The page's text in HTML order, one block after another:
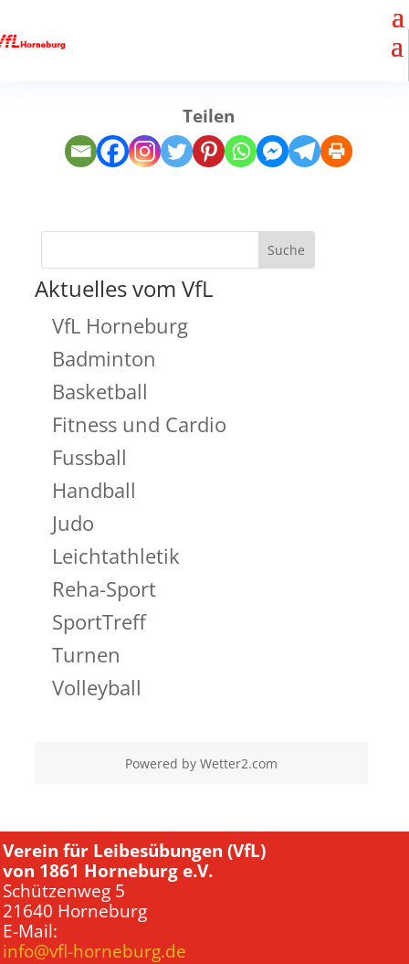
Teilen
Aktuelles vom VfL
VfL Horneburg
Badminton
Basketball
Fitness und Cardio
Fussball
Handball
Judo
Leichtathletik
Reha-Sport
SportTreff
Turnen
Volleyball
Powered by Wetter2.com
Verein für Leibesübungen (VfL)
von 1861 Horneburg e.V.
Schützenweg 5
21640 Horneburg
E-Mail:
info@vfl-horneburg.de